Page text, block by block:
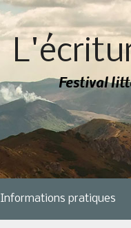
Festival
Informations pratiques